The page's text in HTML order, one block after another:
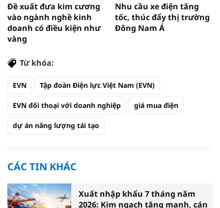
Đề xuất đưa kim cương
vào ngành nghề kinh
doanh có điều kiện như
vàng
Nhu cầu xe điện tăng
tốc, thúc đẩy thị trường
Đông Nam Á
Từ khóa:
EVN Tập đoàn Điện lực Việt Nam (EVN)
EVN đối thoại với doanh nghiệp giá mua điện
dự án năng lượng tái tạo
CÁC TIN KHÁC
Xuất nhập khẩu 7 tháng năm
2026: Kim ngạch tăng mạnh, cán